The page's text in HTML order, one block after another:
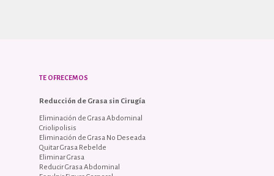
TE OFRECEMOS
Reducción de Grasa sin Cirugía
Eliminación de Grasa Abdominal
Criolipolisis
Eliminación de Grasa No Deseada
Quitar Grasa Rebelde
Eliminar Grasa
Reducir Grasa Abdominal